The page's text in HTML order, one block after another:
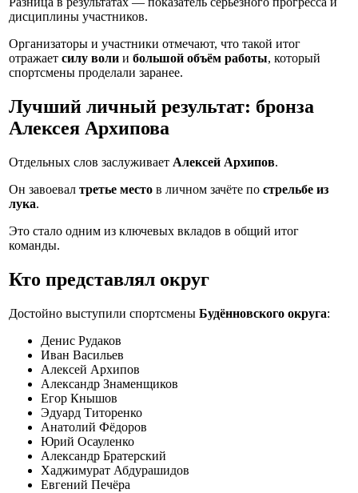
дисциплины участников.
Организаторы и участники отмечают, что такой итог
отражает силу воли и большой объём работы, который
спортсмены проделали заранее.
Лучший личный результат: бронза
Алексея Архипова
Отдельных слов заслуживает Алексей Архипов.
Он завоевал третье место в личном зачёте по стрельбе из
лука.
Это стало одним из ключевых вкладов в общий итог
команды.
Кто представлял округ
Достойно выступили спортсмены Будённовского округа:
Денис Рудаков
Иван Васильев
Алексей Архипов
Александр Знаменщиков
Егор Кнышов
Эдуард Титоренко
Анатолий Фёдоров
Юрий Осауленко
Александр Братерский
Хаджимурат Абдурашидов
Евгений Печёра